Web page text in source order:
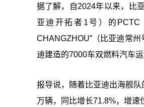
据了解，自2024年以来，比
亚迪开拓者1号）的PCTC
CHANGZHOU”（比亚迪常
迪建造的7000车双燃料汽车
报导说，随着比亚迪出海舰
万辆，同比增长71.8%，增速